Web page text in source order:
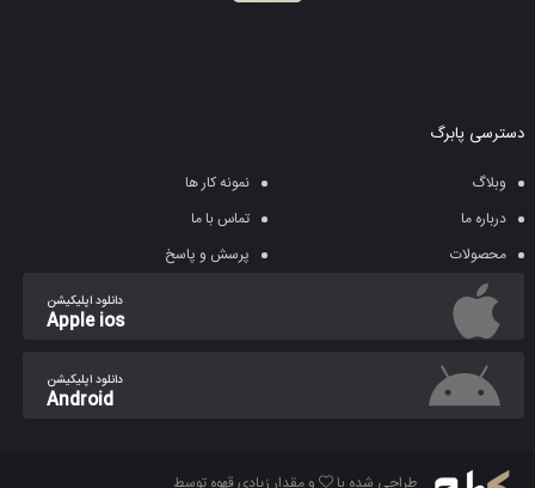
کاملا ریسپانسیو و واکنشگرا
7 قالب متفاوت برای WHMCS
قالب وردپرس کاملاً سازگار و هماهنگ با WHMSC میباشد
دسترسی پابرگ
وبلاگ
نمونه کار ها
درباره ما
تماس با ما
محصولات
پرسش و پاسخ
دانلود اپلیکیشن
Apple ios
دانلود اپلیکیشن
Android